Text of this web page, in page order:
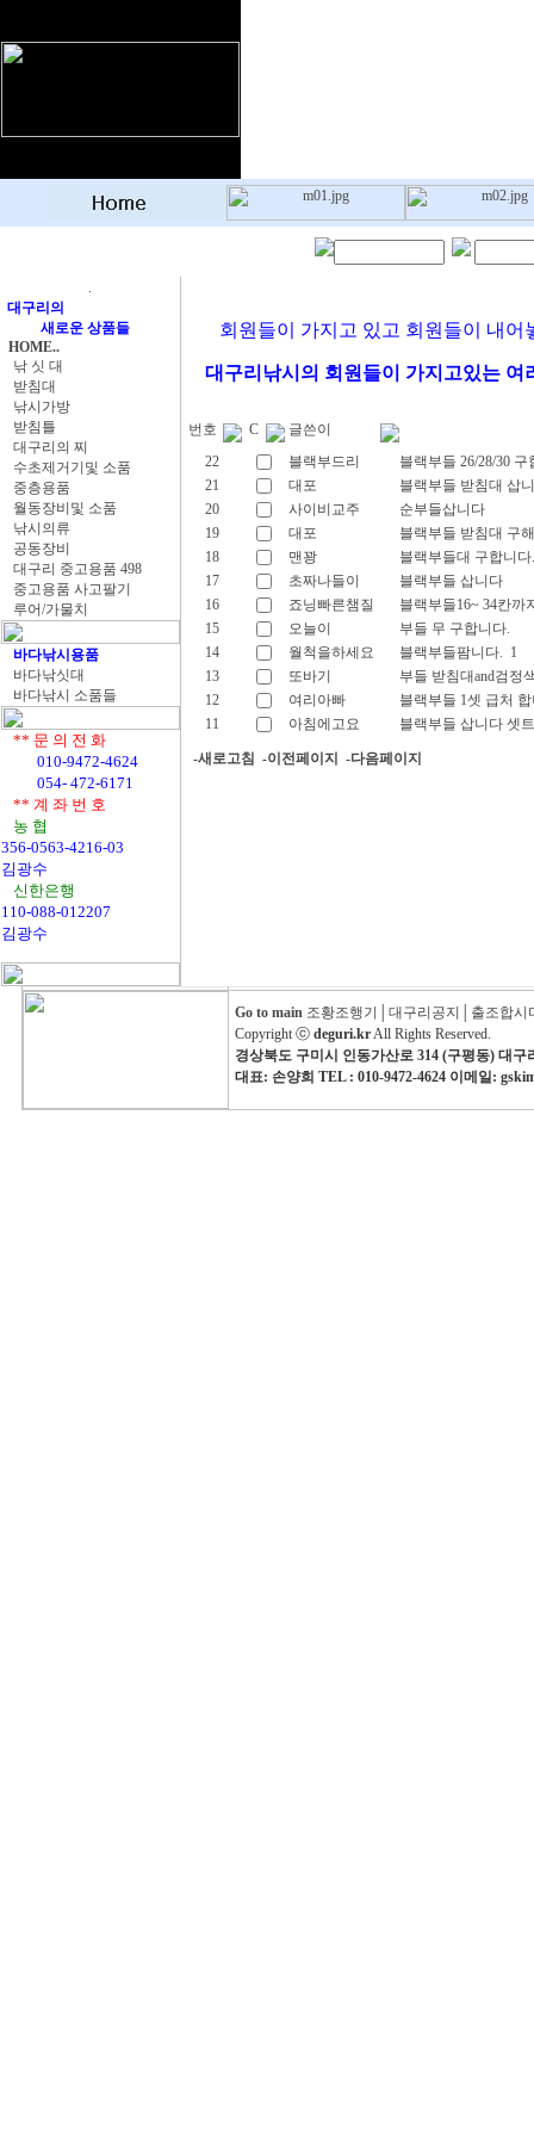
.
대구리의
새로운 상품들
HOME..
낚 싯 대
받침대
낚시가방
받침틀
대구리의 찌
수초제거기및 소품
중층용품
월동장비및 소품
낚시의류
공동장비
대구리 중고용품 498
중고용품 사고팔기
루어/가물치
바다낚시용품
바다낚싯대
바다낚시 소품들
** 문 의 전 화
010-9472-4624
054- 472-6171
** 계 좌 번 호
농 협
356-0563-4216-03
김광수
신한은행
110-088-012207
김광수
회원들이 가지고 있고 회원들이 내어
대구리낚시의 회원들이 가지고있는 여
번호 C
글쓴이
22
블랙부드리
블랙부들 26/28/30 구
21
대포
블랙부들 받침대 삽
20
사이비교주
순부들삽니다
19
대포
블랙부들 받침대 구
18
맨꽝
블랙부들대 구합니다.
17
초짜나들이
블랙부들 삽니다
16
죠닝빠른챔질
블랙부들16~ 34칸까
15
오늘이
부들 무 구합니다.
14
월척을하세요 블랙부들팜니다. 1
13
또바기
부들 받침대and검정
12
여리아빠
블랙부들 1셋 급처
11
아침에고요 블랙부들 삽니다 셋
-새로고침 -이전페이지 -다음페이지
Go to main 조황조행기 대구리공지
출조합시
Copyright ⓒ deguri.krAll Rights Reserved.
경상북도 구미시 인동가산로 314 (구평동) 대구
대표: 손양희 TEL : 010-9472-4624 이메일: